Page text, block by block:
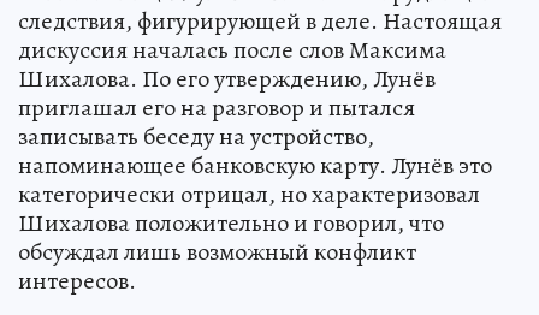
следствия, фигурирующей в деле. Настоящая
дискуссия началась после слов Максима
Шихалова. По его утверждению, Лунёв
приглашал его на разговор и пытался
записывать беседу на устройство,
напоминающее банковскую карту. Лунёв это
категорически отрицал, но характеризовал
Шихалова положительно и говорил, что
обсуждал лишь возможный конфликт
интересов.